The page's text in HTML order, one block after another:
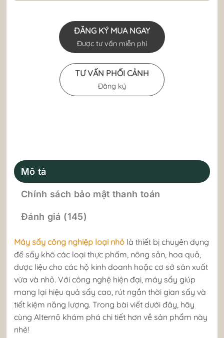
ĐĂNG KÝ MUA NGAY
Được tư vấn miễn phí
TƯ VẤN PHỐI CẢNH
Đăng ký
Mô tả
Chính sách bảo mật thanh toán
Đánh giá (145)
Máy sấy công nghiệp loại nhỏ là thiết bị chuyên dụng
để sấy khô các loại thực phẩm, nông sản, hoa quả,
dược liệu cho các hộ kinh doanh hoặc cơ sở sản xuất
vừa và nhỏ. Với công nghệ hiện đại, máy sấy giúp
mang lại hiệu quả sấy cao, rút ngắn thời gian sấy và
tiết kiệm năng lượng. Trong bài viết dưới đây, hãy
cùng Alternō khám phá chi tiết hơn về sản phẩm này
nhé!